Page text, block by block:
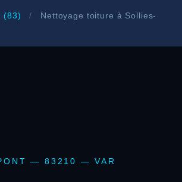
(83) /
Nettoyage toiture à Sollies-
— 83210 — VAR